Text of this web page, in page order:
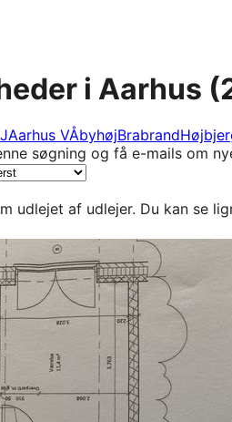
i Aarhus
Aarhus VÅbyhøjBrabrand
søgning og få e-mails om
udlejet af udlejer. Du kan se